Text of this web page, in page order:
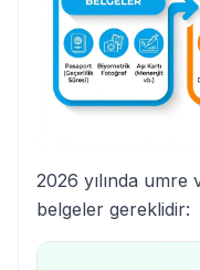
2026 yılında umre
belgeler gereklidir: